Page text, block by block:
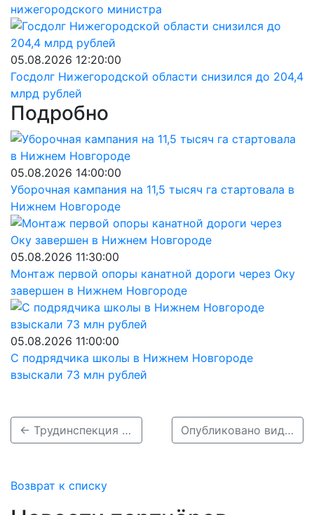
нижегородского министра
05.08.2026 12:20:00
Госдолг Нижегородской области снизился до 204,4
млрд рублей
Подробно
05.08.2026 14:00:00
Уборочная кампания на 11,5 тысяч га стартовала в
Нижнем Новгороде
05.08.2026 11:30:00
Монтаж первой опоры канатной дороги через Оку
завершен в Нижнем Новгороде
05.08.2026 11:00:00
С подрядчика школы в Нижнем Новгороде
взыскали 73 млн рублей
← Трудинспекция начала расследование смертельного ДТП с электричкой и грузовиком под Балахной Опубликовано видео момента столкновения электрички с грузовиком в Балахнинском районе →
Возврат к списку